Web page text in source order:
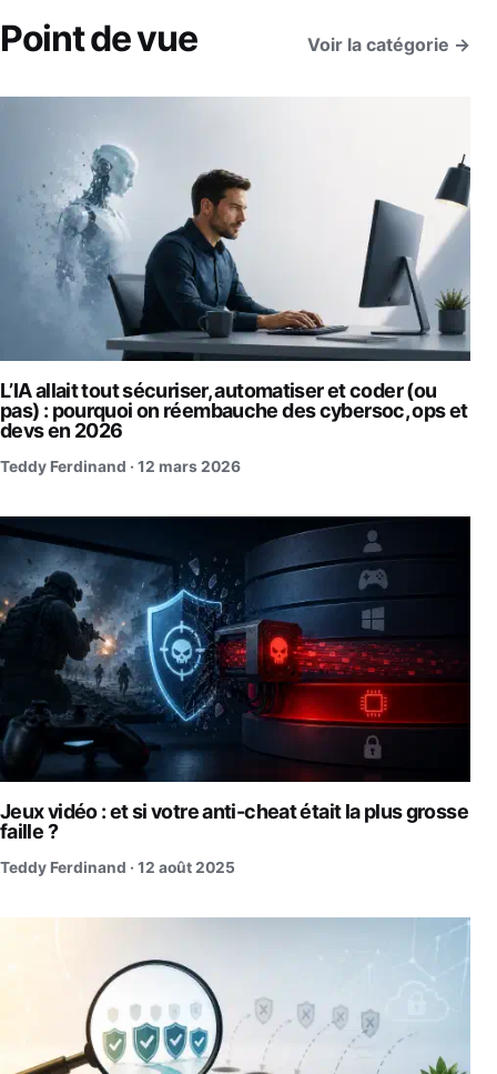
Point de vue Voir la catégorie →
L’IA allait tout sécuriser, automatiser et coder (ou
pas) : pourquoi on réembauche des cybersoc, ops et
devs en 2026
Teddy Ferdinand · 12 mars 2026
Jeux vidéo : et si votre anti-cheat était la plus grosse
faille ?
Teddy Ferdinand · 12 août 2025